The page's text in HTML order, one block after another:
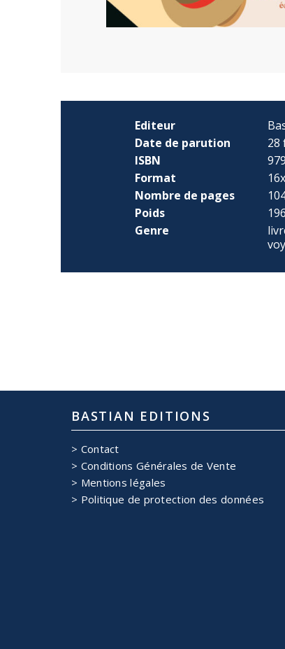
Editeur
Date de parution
28
ISBN
Format
Nombre de pages
Poids
Genre
BASTIAN EDITIONS
Contact
Conditions Générales de Vente
Mentions légales
Politique de protection des données